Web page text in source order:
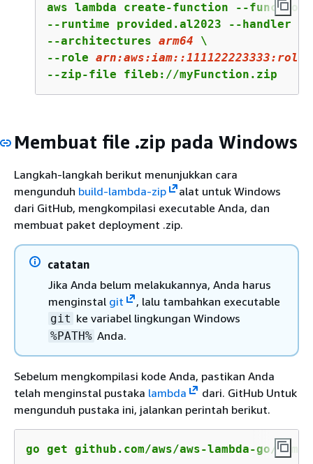
aws lambda create-function --function-
--runtime provided.al2023 --handler
--architectures arm64 \
--role arn:aws:iam::111122223333:role/
--zip-file fileb://myFunction.zip
Membuat file .zip pada Windows
Langkah-langkah berikut menunjukkan cara
mengunduh build-lambda-zip
alat untuk Windows
dari GitHub, mengkompilasi executable Anda, dan
membuat paket deployment .zip.
catatan
Jika Anda belum melakukannya, Anda harus
menginstal git , lalu tambahkan executable
git ke variabel lingkungan Windows
%PATH% Anda.
Sebelum mengkompilasi kode Anda, pastikan Anda
telah menginstal pustaka lambda
dari. GitHub Untuk
mengunduh pustaka ini, jalankan perintah berikut.
go get github.com/aws/aws-lambda-go/